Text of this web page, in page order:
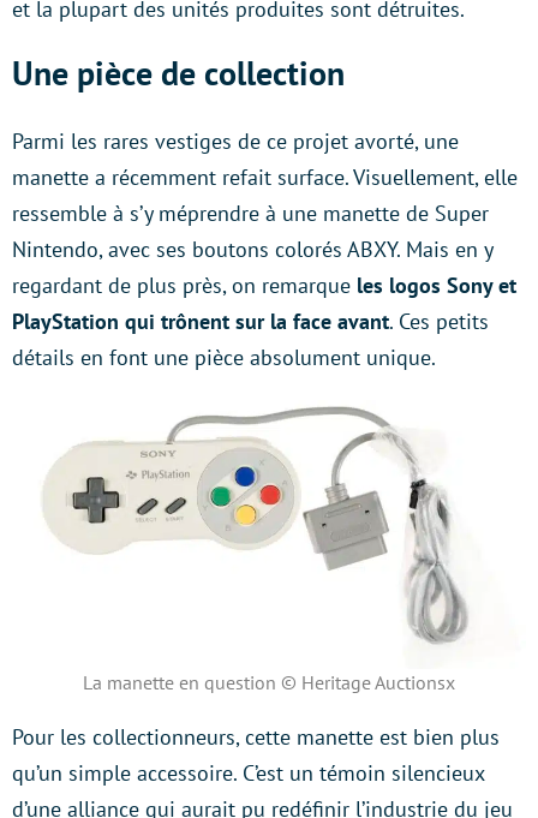
et la plupart des unités produites sont détruites.
Une pièce de collection
Parmi les rares vestiges de ce projet avorté, une
manette a récemment refait surface. Visuellement, elle
ressemble à s’y méprendre à une manette de Super
Nintendo, avec ses boutons colorés ABXY. Mais en y
regardant de plus près, on remarque les logos Sony et
PlayStation qui trônent sur la face avant. Ces petits
détails en font une pièce absolument unique.
La manette en question © Heritage Auctionsx
Pour les collectionneurs, cette manette est bien plus
qu’un simple accessoire. C’est un témoin silencieux
d’une alliance qui aurait pu redéfinir l’industrie du jeu